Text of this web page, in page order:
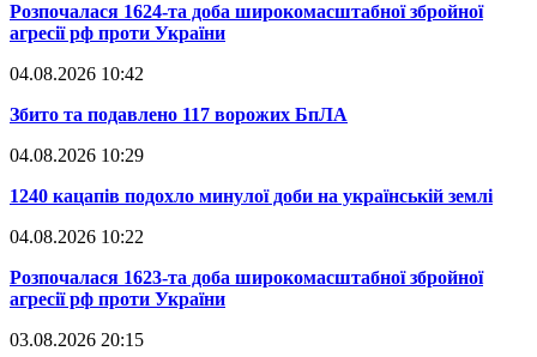
​Розпочалася 1624-та доба широкомасштабної збройної
агресії рф проти України
04.08.2026 10:42
​Збито та подавлено 117 ворожих БпЛА
04.08.2026 10:29
​1240 кацапів подохло минулої доби на українській землі
04.08.2026 10:22
​Розпочалася 1623-та доба широкомасштабної збройної
агресії рф проти України
03.08.2026 20:15